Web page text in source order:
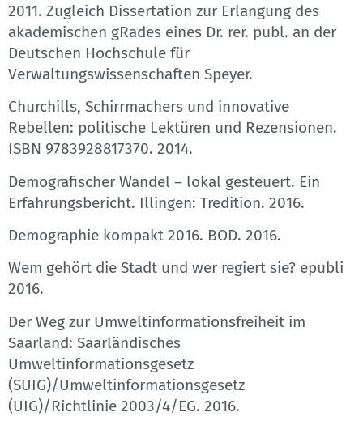
2011. Zugleich Dissertation zur Erlangung des
akademischen gRades eines Dr. rer. publ. an der
Deutschen Hochschule für
Verwaltungswissenschaften Speyer.
Churchills, Schirrmachers und innovative
Rebellen: politische Lektüren und Rezensionen.
ISBN 9783928817370. 2014.
Demografischer Wandel – lokal gesteuert. Ein
Erfahrungsbericht. Illingen: Tredition. 2016.
Demographie kompakt 2016. BOD. 2016.
Wem gehört die Stadt und wer regiert sie? epubli
2016.
Der Weg zur Umweltinformationsfreiheit im
Saarland: Saarländisches
Umweltinformationsgesetz
(SUIG)/Umweltinformationsgesetz
(UIG)/Richtlinie 2003/4/EG. 2016.